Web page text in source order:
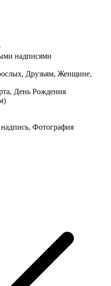
надписями
Друзьям, Женщине,
День Рождения
Фотография